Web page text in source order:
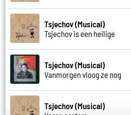
Tsjechov (Musical)
Tsjechov is een heilige
Tsjechov (Musical)
Vanmorgen vloog ze nog
Tsjechov (Musical)